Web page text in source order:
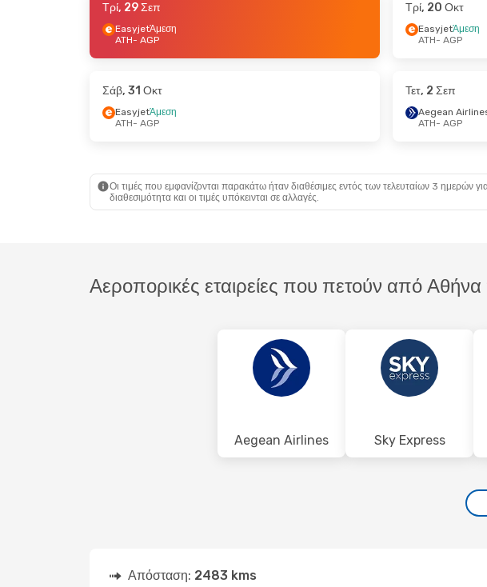
- Τρί, 6 Οκτ
Άμεση
- Σάβ, 31 Οκτ
- Τρί, 22 Σεπ - Τρί, 15 Σεπ
1 Στάση
AGP- ATH
Τρί, 29 Σεπ
EasyjetΆμεση
ATH- AGP
Τρί, 20 Οκτ
EasyjetΆμεση
ATH- AGP
Σάβ, 31 Οκτ
EasyjetΆμεση
ATH- AGP
Τετ, 2 Σεπ
Aegean
ATH- AGP
Οι τιμές που εμφανίζονται παρακάτω ήταν διαθέσιμες εντός των τελευταίων 3 ημερών
διαθεσιμότητα και οι τιμές υπόκεινται σε αλλαγές.
Αεροπορικές εταιρείες που πετούν από
Aegean Airlines Sky Express
Απόσταση: 2483 kms